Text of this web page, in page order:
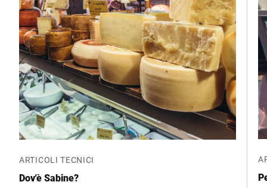
ARTICOLI TECNICI
Dov'è Sabine?